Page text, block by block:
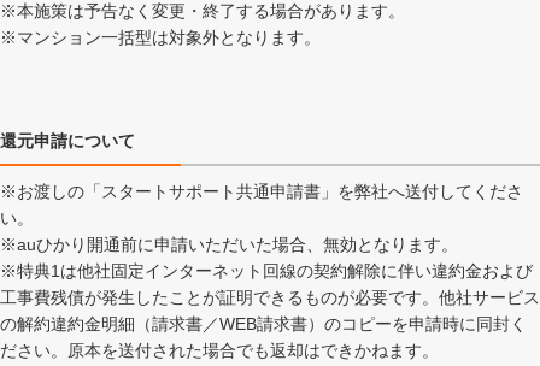
※本施策は予告なく変更・終了する場合があります。
※マンション一括型は対象外となります。
還元申請について
※お渡しの「スタートサポート共通申請書」を弊社へ送付してくださ
い。
※auひかり開通前に申請いただいた場合、無効となります。
※特典1は他社固定インターネット回線の契約解除に伴い違約金および
工事費残債が発生したことが証明できるものが必要です。他社サービス
の解約違約金明細（請求書／WEB請求書）のコピーを申請時に同封く
ださい。原本を送付された場合でも返却はできかねます。